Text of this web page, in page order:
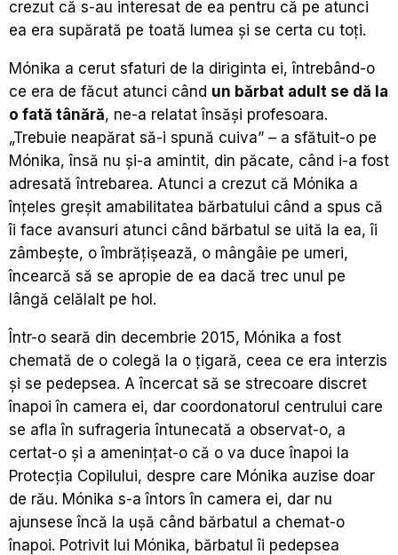
crezut că s-au interesat de ea pentru că pe atunci
ea era supărată pe toată lumea și se certa cu toți.
Mónika a cerut sfaturi de la diriginta ei, întrebând-o
ce era de făcut atunci când un bărbat adult se dă la
o fată tânără, ne-a relatat însăși profesoara.
„Trebuie neapărat să-i spună cuiva” – a sfătuit-o pe
Mónika, însă nu și-a amintit, din păcate, când i-a fost
adresată întrebarea. Atunci a crezut că Mónika a
înțeles greșit amabilitatea bărbatului când a spus că
îi face avansuri atunci când bărbatul se uită la ea, îi
zâmbește, o îmbrățișează, o mângâie pe umeri,
încearcă să se apropie de ea dacă trec unul pe
lângă celălalt pe hol.
Într-o seară din decembrie 2015, Mónika a fost
chemată de o colegă la o țigară, ceea ce era interzis
și se pedepsea. A încercat să se strecoare discret
înapoi în camera ei, dar coordonatorul centrului care
se afla în sufrageria întunecată a observat-o, a
certat-o și a amenințat-o că o va duce înapoi la
Protecția Copilului, despre care Mónika auzise doar
de rău. Mónika s-a întors în camera ei, dar nu
ajunsese încă la ușă când bărbatul a chemat-o
înapoi. Potrivit lui Mónika, bărbatul îi pedepsea